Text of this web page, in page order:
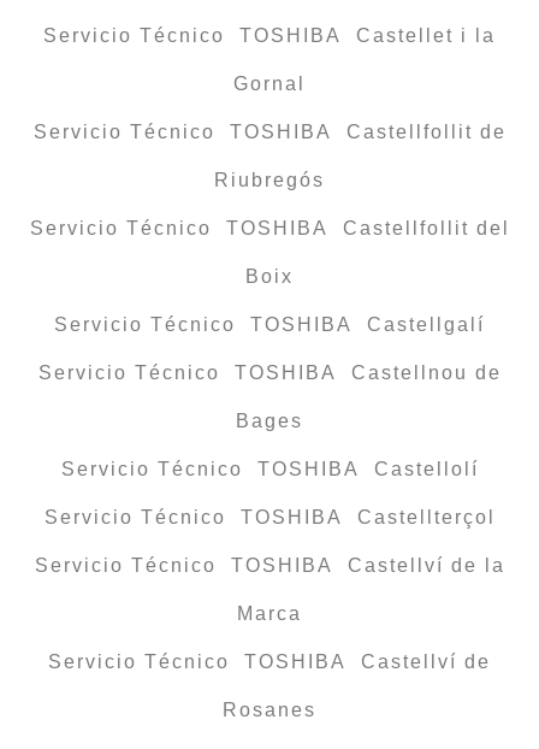
Servicio Técnico TOSHIBA Castellet i la
Gornal
Servicio Técnico TOSHIBA Castellfollit de
Riubregós
Servicio Técnico TOSHIBA Castellfollit del
Boix
Servicio Técnico TOSHIBA Castellgalí
Servicio Técnico TOSHIBA Castellnou de
Bages
Servicio Técnico TOSHIBA Castellolí
Servicio Técnico TOSHIBA Castellterçol
Servicio Técnico TOSHIBA Castellví de la
Marca
Servicio Técnico TOSHIBA Castellví de
Rosanes